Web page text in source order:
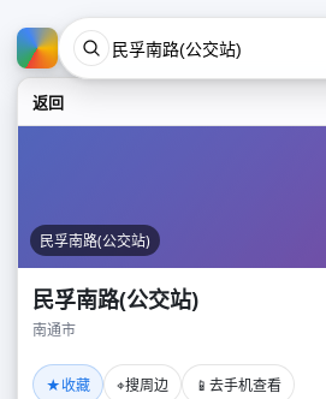
返回
民孚南路(公交站)
民孚南路(公交站)
南通市
★收藏 ⌖搜周边 📱 去手机查看